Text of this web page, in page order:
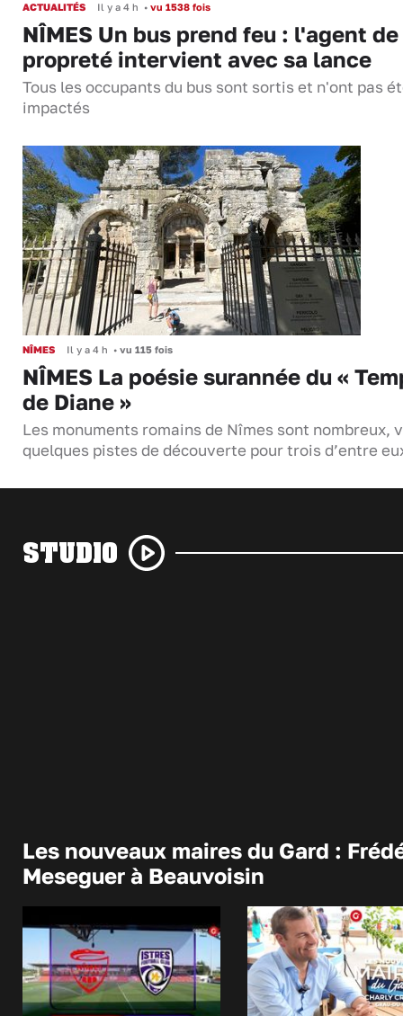
ACTUALITÉS Il y a 4 h • vu 1538 fois
NÎMES Un bus prend feu : l'agent de
propreté intervient avec sa lance
Tous les occupants du bus sont sortis et n'ont pas
impactés
NÎMES Il y a 4 h • vu 115 fois
NÎMES La poésie surannée du «
de Diane »
Les monuments romains de Nîmes sont nombreux,
quelques pistes de découverte pour trois d’entre
STUDIO
Les nouveaux maires du Gard :
Meseguer à Beauvoisin